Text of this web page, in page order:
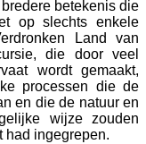
betekenis die
op slechts enkele
Land van
die door veel
wordt gemaakt,
processen die de
en die de natuur en
wijze zouden
had ingegrepen.